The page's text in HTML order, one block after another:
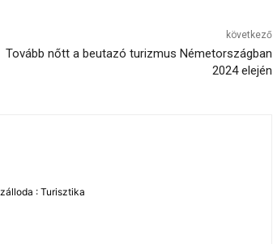
következő
Tovább nőtt a beutazó turizmus Németországban
2024 elején
: Turisztika